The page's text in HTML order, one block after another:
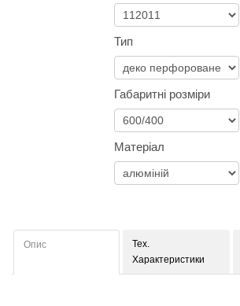
Тип
Габаритні розміри
Матеріал
Опис
Тех.
Характеристики